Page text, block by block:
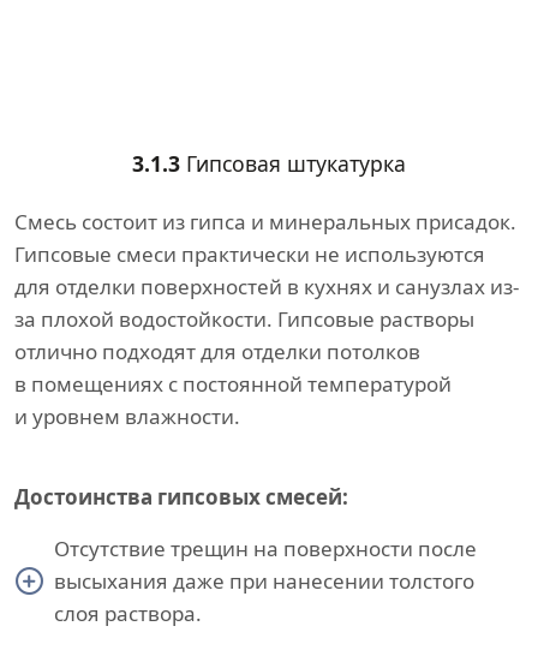
3.1.3 Гипсовая штукатурка
Смесь состоит из гипса и минеральных присадок.
Гипсовые смеси практически не используются
для отделки поверхностей в кухнях и санузлах из-
за плохой водостойкости. Гипсовые растворы
отлично подходят для отделки потолков
в помещениях с постоянной температурой
и уровнем влажности.
Достоинства гипсовых смесей:
Отсутствие трещин на поверхности после
высыхания даже при нанесении толстого
слоя раствора.